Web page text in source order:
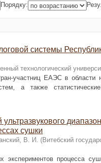
Порядку:
системы
технологический
участниц ЕАЭС в области
а также
сушки
В. И. (Витебский
экспериментов процесса